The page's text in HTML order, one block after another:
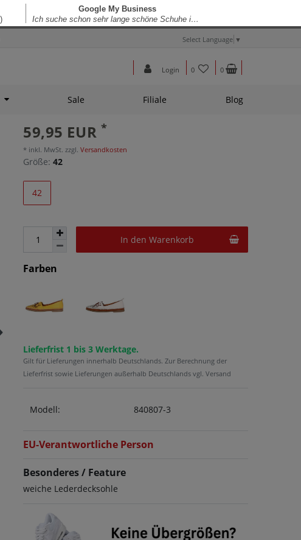
Select Language ▼
Login 0 0
Sale Filiale Blog
59,95 EUR *
* inkl. MwSt. zzgl. Versandkosten
Größe: 42
42
In den Warenkorb
Farben
Lieferfrist 1 bis 3 Werktage.
Gilt für Lieferungen innerhalb Deutschlands. Zur Berechnung der
Lieferfrist sowie Lieferungen außerhalb Deutschlands vgl. Versand
Modell: 840807-3
EU-Verantwortliche Person
Besonderes / Feature
weiche Lederdecksohle